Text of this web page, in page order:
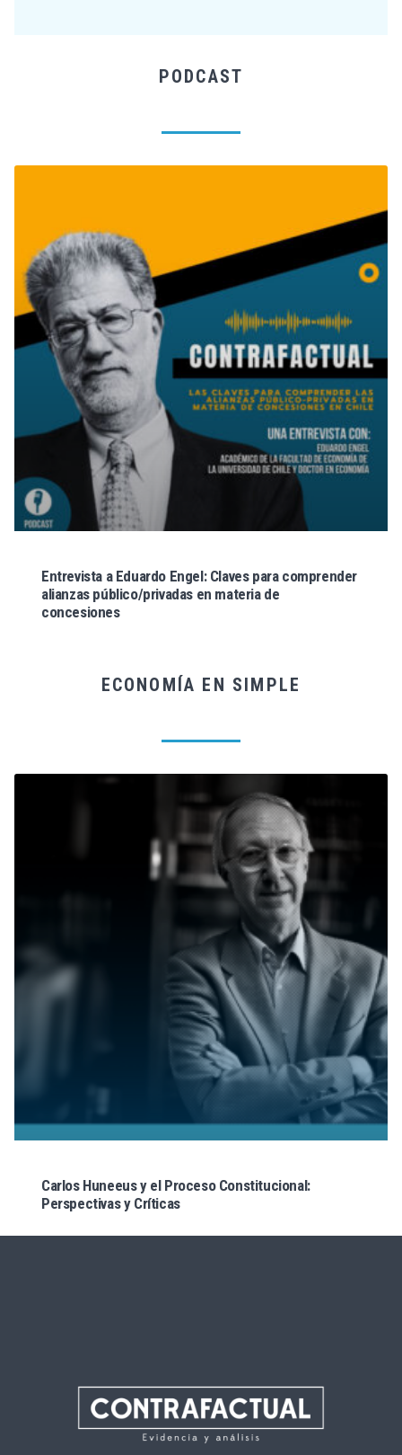
PODCAST
Entrevista a Eduardo Engel: Claves para comprender
alianzas público/privadas en materia de
concesiones
ECONOMÍA EN SIMPLE
Carlos Huneeus y el Proceso Constitucional:
Perspectivas y Críticas